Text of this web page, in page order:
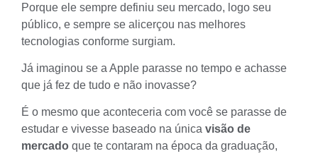
Porque ele sempre definiu seu mercado, logo seu
público, e sempre se alicerçou nas melhores
tecnologias conforme surgiam.
Já imaginou se a Apple parasse no tempo e achasse
que já fez de tudo e não inovasse?
É o mesmo que aconteceria com você se parasse de
estudar e vivesse baseado na única visão de
mercado que te contaram na época da graduação,